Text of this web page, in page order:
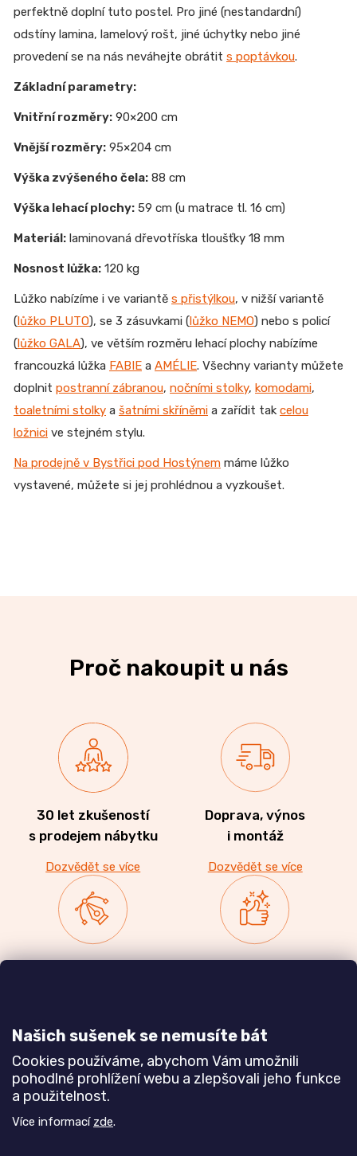
Našich sušenek se nemusíte bát
Cookies používáme, abychom Vám umožnili
pohodlné prohlížení webu a zlepšovali jeho funkce
a použitelnost.
Více informací zde.
perfektně doplní tuto postel. Pro jiné (nestandardní)
odstíny lamina, lamelový rošt, jiné úchytky nebo jiné
provedení se na nás neváhejte obrátit s poptávkou.
Základní parametry:
Vnitřní rozměry: 90×200 cm
Vnější rozměry: 95×204 cm
Výška zvýšeného čela: 88 cm
Výška lehací plochy: 59 cm (u matrace tl. 16 cm)
Materiál: laminovaná dřevotříska tloušťky 18 mm
Nosnost lůžka: 120 kg
Lůžko nabízíme i ve variantě s přistýlkou, v nižší variantě
(lůžko PLUTO), se 3 zásuvkami (lůžko NEMO) nebo s policí
(lůžko GALA), ve větším rozměru lehací plochy nabízíme
francouzká lůžka FABIE a AMÉLIE. Všechny varianty můžete
doplnit postranní zábranou, nočními stolky, komodami,
toaletními stolky a šatními skříněmi a zařídit tak celou
ložnici ve stejném stylu.
Na prodejně v Bystřici pod Hostýnem máme lůžko
vystavené, můžete si jej prohlédnou a vyzkoušet.
Proč nakoupit u nás
30 let zkušeností
s prodejem nábytku
Dozvědět se více
Doprava, výnos
i montáž
Dozvědět se více
Dozvědět se více Dozvědět se více